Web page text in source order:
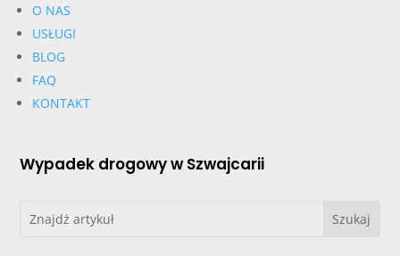
O NAS
USŁUGI
BLOG
FAQ
KONTAKT
Wypadek drogowy w Szwajcarii